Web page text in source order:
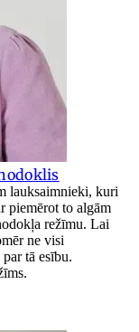
lauksaimnieki, kuri
piemērot to algām
režīmu. Lai
ne visi
tā esību.